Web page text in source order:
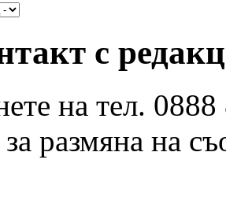
с
на тел.
размяна на